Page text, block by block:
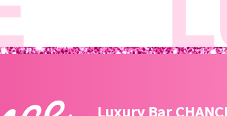
Luxury Bar